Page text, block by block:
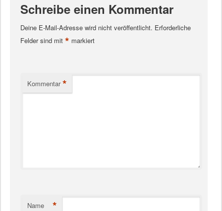
Schreibe einen Kommentar
Deine E-Mail-Adresse wird nicht veröffentlicht. Erforderliche
Felder sind mit * markiert
Kommentar *
Name *